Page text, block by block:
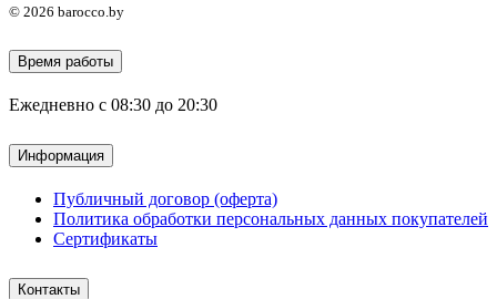
© 2026 barocco.by
Время работы
Ежедневно с 08:30 до 20:30
Информация
Публичный договор (оферта)
Политика обработки персональных данных покупателей
Сертификаты
Контакты